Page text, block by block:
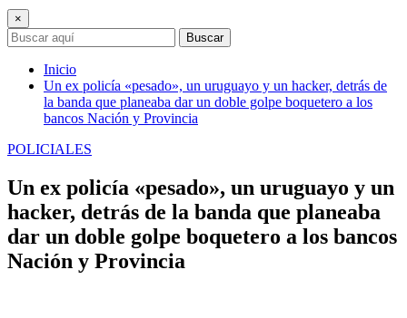
×
Buscar
Inicio
Un ex policía «pesado», un uruguayo y un hacker, detrás de
la banda que planeaba dar un doble golpe boquetero a los
bancos Nación y Provincia
POLICIALES
Un ex policía «pesado», un uruguayo y un
hacker, detrás de la banda que planeaba
dar un doble golpe boquetero a los bancos
Nación y Provincia